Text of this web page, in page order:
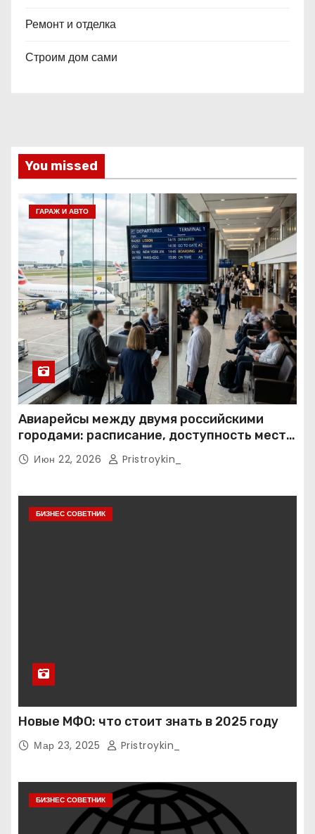
Ремонт и отделка
Строим дом сами
You missed
ГАРАЖ И АВТО
Авиарейсы между двумя российскими
городами: расписание, доступность мест и
тарифные условия
Июн 22, 2026 Pristroykin_
БИЗНЕС СОВЕТНИК
Новые МФО: что стоит знать в 2025 году
Мар 23, 2025 Pristroykin_
БИЗНЕС СОВЕТНИК